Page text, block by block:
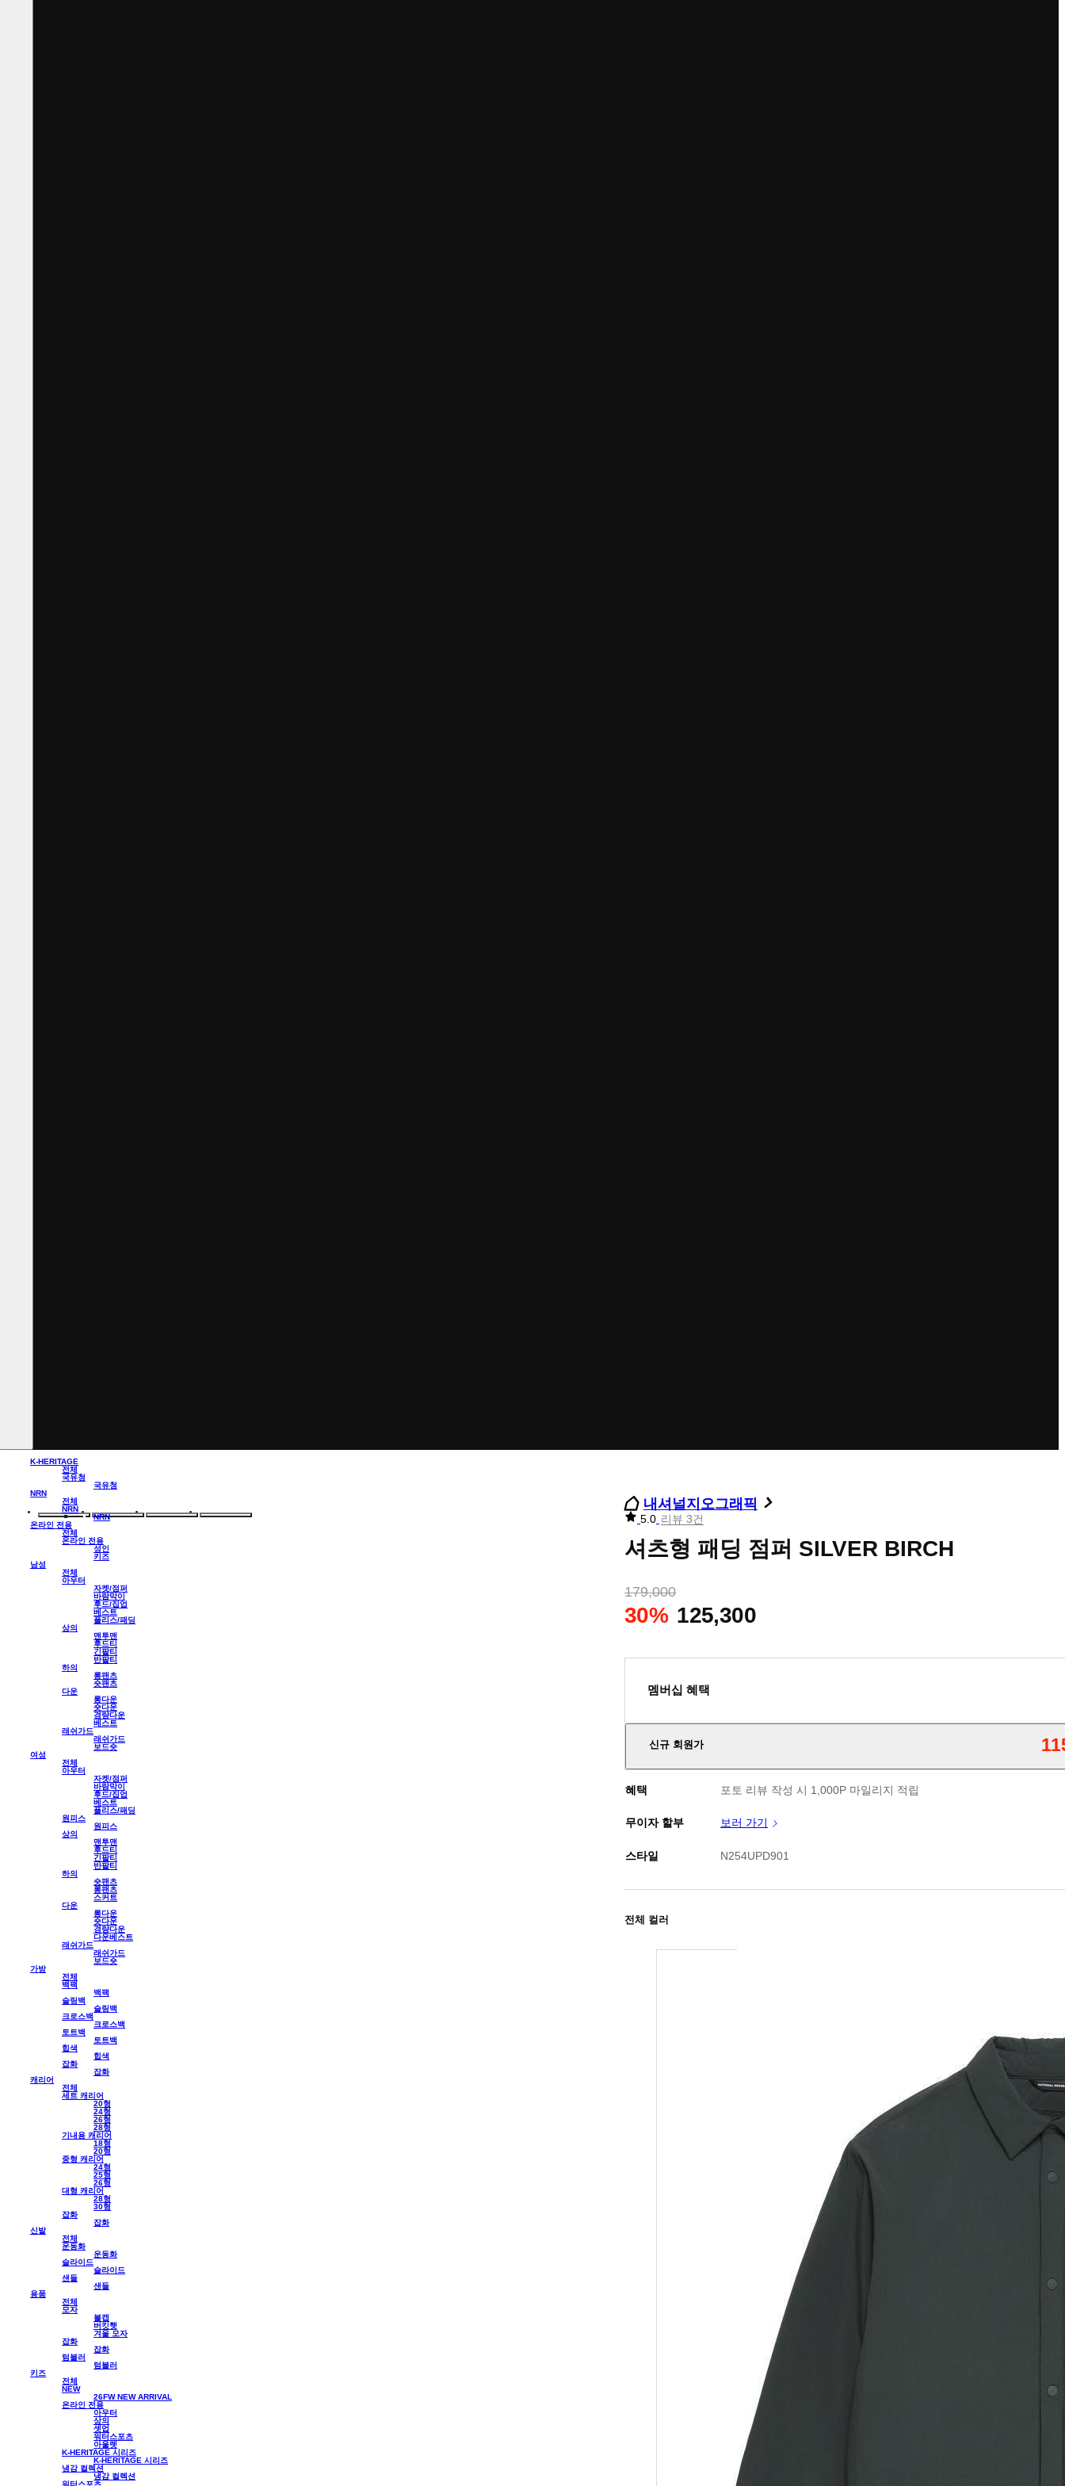
K-HERITAGE
전체
국유청
국유청
NRN
전체
NRN
NRN
온라인 전용
전체
온라인 전용
성인
키즈
남성
전체
아우터
자켓/점퍼
바람막이
후드/집업
베스트
플리스/패딩
상의
맨투맨
후드티
긴팔티
반팔티
하의
롱팬츠
숏팬츠
다운
롱다운
숏다운
경량다운
베스트
래쉬가드
래쉬가드
보드숏
여성
전체
아우터
자켓/점퍼
바람막이
후드/집업
베스트
플리스/패딩
원피스
원피스
상의
맨투맨
후드티
긴팔티
반팔티
하의
숏팬츠
롱팬츠
스커트
다운
롱다운
숏다운
경량다운
다운베스트
래쉬가드
래쉬가드
보드숏
가방
전체
백팩
백팩
슬링백
슬링백
크로스백
크로스백
토트백
토트백
힙색
힙색
잡화
잡화
캐리어
전체
세트 캐리어
20형
24형
26형
28형
기내용 캐리어
18형
20형
중형 캐리어
24형
25형
26형
대형 캐리어
28형
30형
잡화
잡화
신발
전체
운동화
운동화
슬라이드
슬라이드
샌들
샌들
용품
전체
모자
볼캡
버킷햇
겨울 모자
잡화
잡화
텀블러
텀블러
키즈
전체
NEW
26FW NEW ARRIVAL
온라인 전용
아우터
상의
셋업
워터스포츠
아울렛
K-HERITAGE 시리즈
K-HERITAGE 시리즈
냉감 컬렉션
냉감 컬렉션
워터스포츠
내셔널지오그래픽
리
별
점
5.0 리뷰 3건
셔츠형 패딩 점퍼 SILVER BIRCH
179,000
30% 125,300
멤버십 혜택
신규 회원가
판매가
혜택 포토 리뷰 작성 시 1,000P 마일리지 적립
무이자 할부 보러 가기
스타일 N254UPD901
전체 컬러